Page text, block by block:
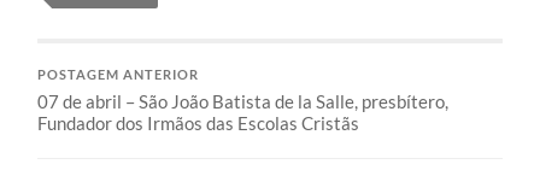
POSTAGEM ANTERIOR
07 de abril – São João Batista de la Salle, presbítero,
Fundador dos Irmãos das Escolas Cristãs